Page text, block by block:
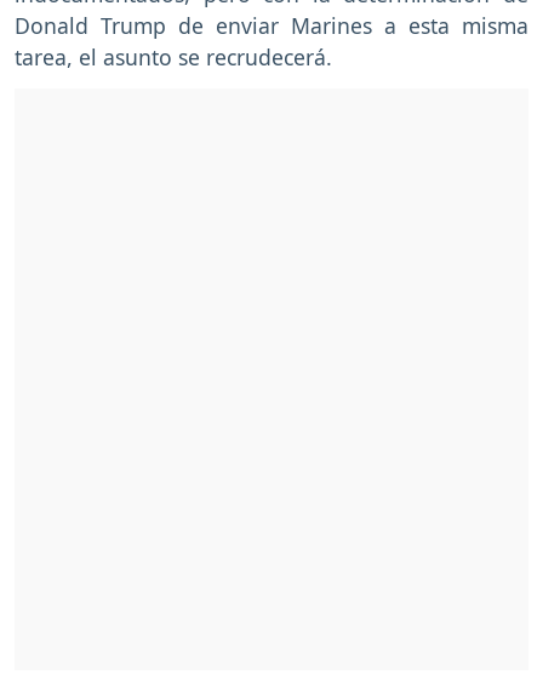
Donald Trump de enviar Marines a esta misma
tarea, el asunto se recrudecerá.